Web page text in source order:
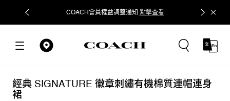
COACH會員權益調整通知 點擊查看 立即追蹤
經典 SIGNATURE 徽章刺繡有機棉質連帽連身
裙